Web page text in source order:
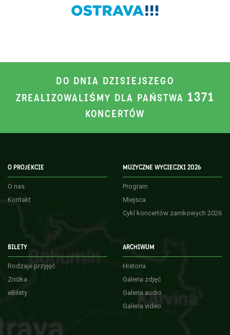
DO DNIA DZISIEJSZEGO
ZREALIZOWALIŚMY DLA PAŃSTWA 1371
KONCERTÓW
O PROJEKCIE
O nas
Kontakt
MUZYCZNE WYCIECZKI 2026
Program
Miejsca
Cykl koncertów zamkowych 2026
BILETY
Rodzaje przyjęć
Zniżka
eBilety
ARCHIWUM
Historia
Galeria zdjęć
Galeria audio
Galeria video